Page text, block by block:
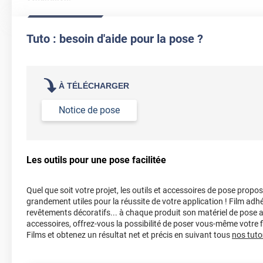
imprimer sur le film. Nous acceptons les formats suivants :
Etape 4 : Une fois votre fichier reçu, nos équipes imprimeront
différents motifs/logos ne seront pas comme des stickers. Ils
longueur de votre film.
quel. Cela inclut notamment les visuels ou logos de mauvaise
Référence produit :IPC009i.
Tuto : besoin d'aide pour la pose ?
À TÉLÉCHARGER
Notice de pose
Les outils pour une pose facilitée
Quel que soit votre projet, les outils et accessoires de pose
grandement utiles pour la réussite de votre application ! Film
revêtements décoratifs... à chaque produit son matériel de pose
accessoires, offrez-vous la possibilité de poser vous-même votre
Films et obtenez un résultat net et précis en suivant tous nos